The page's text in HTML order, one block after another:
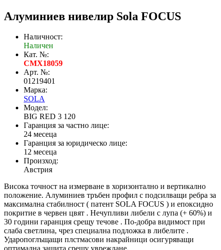
Алуминиев нивелир Sola FOCUS
Наличност:
Наличен
Кат. №:
CMX18059
Арт. №:
01219401
Марка:
SOLA
Модел:
BIG RED 3 120
Гаранция за частно лице:
24 месеца
Гаранция за юридическо лице:
12 месеца
Произход:
Австрия
Висока точност на измерване в хоризонтално и вертикално
положение. Алуминиев тръбен профил с подсилващи ребра за
максимална стабилност ( патент SOLA FOCUS ) и епоксидно
покритие в червен цвят . Нечупливи либели с лупа (+ 60%) и
30 години гаранция срещу течове . По-добра видимост при
слаба светлина, чрез специална подложка в либелите .
Ударопоглъщащи плстмасови накрайници осигуряващи